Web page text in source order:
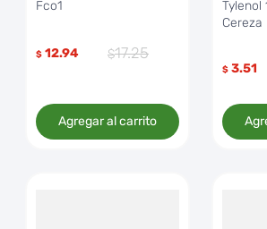
Fco1
$ 12.94 17.25
Agregar al carrito
Tylenol
Cereza
$ 3.51